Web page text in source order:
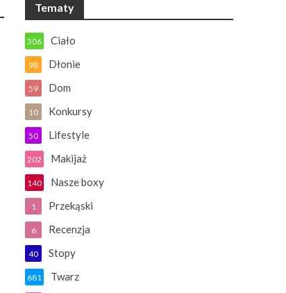
Tematy
Ciało
306
Dłonie
98
Dom
59
Konkursy
10
Lifestyle
50
Makijaż
202
Nasze boxy
140
Przekąski
1
Recenzja
6
Stopy
40
Twarz
681